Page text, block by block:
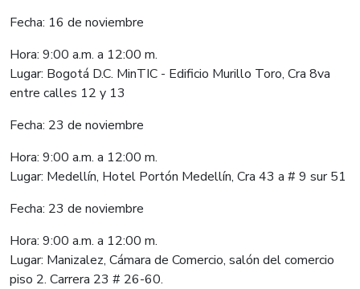
Fecha: 16 de noviembre
Hora: 9:00 a.m. a 12:00 m.
Lugar: Bogotá D.C. MinTIC - Edificio Murillo Toro, Cra 8va
entre calles 12 y 13
Fecha: 23 de noviembre
Hora: 9:00 a.m. a 12:00 m.
Lugar: Medellín, Hotel Portón Medellín, Cra 43 a # 9 sur 51
Fecha: 23 de noviembre
Hora: 9:00 a.m. a 12:00 m.
Lugar: Manizalez, Cámara de Comercio, salón del comercio
piso 2. Carrera 23 # 26-60.